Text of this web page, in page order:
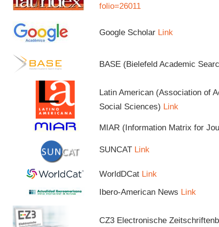
folio=26011
Google Scholar Link
BASE (Bielefeld Academic
Latin American (Association of
Social Sciences) Link
MIAR (Information Matrix for
SUNCAT Link
WorldDCat Link
Ibero-American News Link
CZ3 Electronische